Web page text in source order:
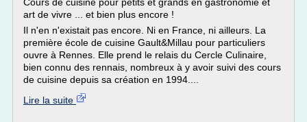
art de vivre ... et bien plus encore !
Il n'en n'existait pas encore. Ni en France, ni ailleurs. La
première école de cuisine Gault&Millau pour particuliers
ouvre à Rennes. Elle prend le relais du Cercle Culinaire,
bien connu des rennais, nombreux à y avoir suivi des cours
de cuisine depuis sa création en 1994....
Lire la suite